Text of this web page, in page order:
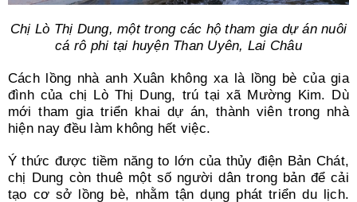
Chị Lò Thị Dung, một trong các hộ tham gia dự án nuôi
cá rô phi tại huyện Than Uyên, Lai Châu
Cách lồng nhà anh Xuân không xa là lồng bè của gia
đình của chị Lò Thị Dung, trú tại xã Mường Kim. Dù
mới tham gia triển khai dự án, thành viên trong nhà
hiện nay đều làm không hết việc.
Ý thức được tiềm năng to lớn của thủy điện Bản Chát,
chị Dung còn thuê một số người dân trong bản để cải
tạo cơ sở lồng bè, nhằm tận dụng phát triển du lịch.